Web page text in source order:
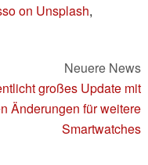
on Unsplash,
Neuere News
großes Update mit
Änderungen für weitere
Smartwatches